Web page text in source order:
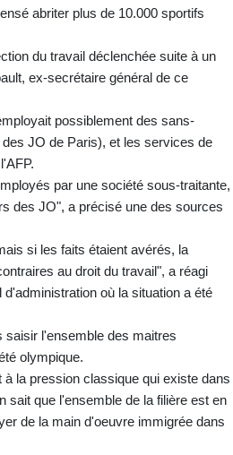
abriter plus de 10.000 sportifs
du travail déclenchée suite à un
ex-secrétaire général de ce
possiblement des sans-
JO de Paris), et les services de
par une société sous-traitante,
des JO", a précisé une des sources
si les faits étaient avérés, la
au droit du travail", a réagi
où la situation a été
l'ensemble des maitres
olympique.
la pression classique qui existe dans
sait que l'ensemble de la filière est en
de la main d'oeuvre immigrée dans